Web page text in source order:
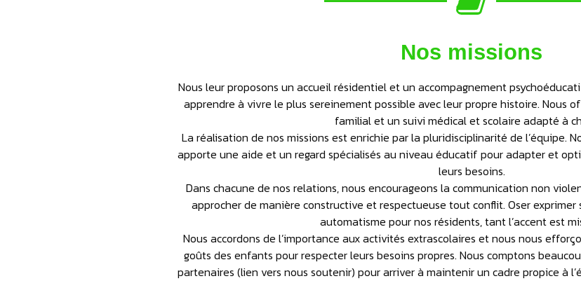
Nos missions
Nous leur proposons un accueil résidentiel et un accompagnement
apprendre à vivre le plus sereinement possible avec leur propre histoire. Nous
familial et un suivi médical et scolaire adapté à
La réalisation de nos missions est enrichie par la pluridisciplinarité de l’équipe.
apporte une aide et un regard spécialisés au niveau éducatif pour adapter et
leurs besoins.
Dans chacune de nos relations, nous encourageons la communication non
approcher de manière constructive et respectueuse tout conflit. Oser
automatisme pour nos résidents, tant l’accent est
Nous accordons de l’importance aux activités extrascolaires et nous nous
goûts des enfants pour respecter leurs besoins propres. Nous comptons
partenaires (lien vers nous soutenir) pour arriver à maintenir un cadre propice à